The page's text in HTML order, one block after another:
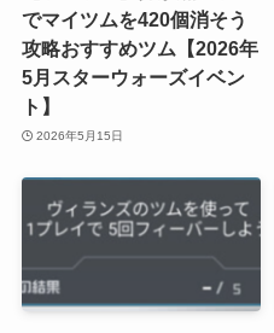
でマイツムを420個消そう
攻略おすすめツム【2026年
5月スターウォーズイベン
ト】
2026年5月15日